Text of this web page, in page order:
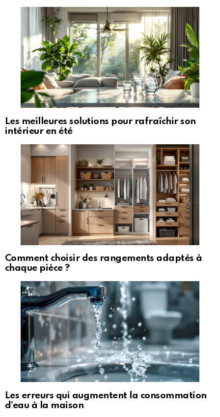
Les meilleures solutions pour rafraîchir son
intérieur en été
Comment choisir des rangements adaptés à
chaque pièce ?
Les erreurs qui augmentent la consommation
d’eau à la maison